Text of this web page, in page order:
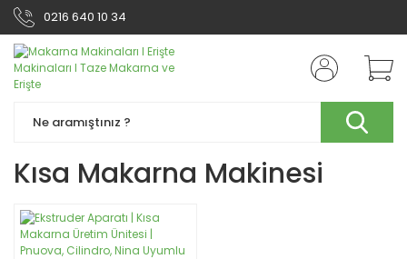
0216 640 10 34
Kısa Makarna Makinesi